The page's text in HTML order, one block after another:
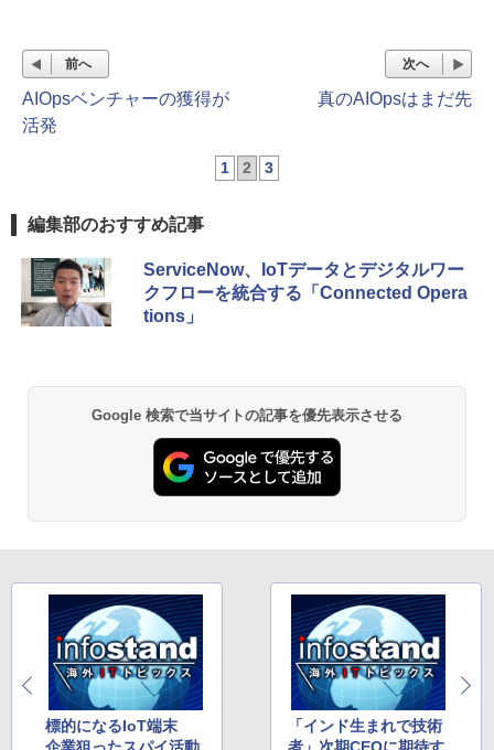
前へ
AIOpsベンチャーの獲得が
活発
次へ
真のAIOpsはまだ先
1 2 3
編集部のおすすめ記事
ServiceNow、IoTデータとデジタルワー
クフローを統合する「Connected Opera
tions」
Google 検索で当サイトの記事を優先表示させる
標的になるIoT端末
「インド生まれで技術